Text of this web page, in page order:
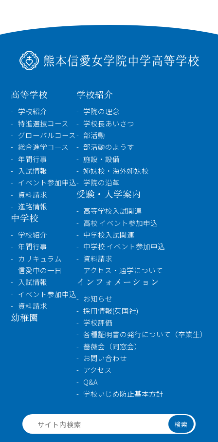
高等学校
学校紹介
特進選抜コース
グローバルコース
総合進学コース
年間行事
入試情報
イベント参加申込
資料請求
進路情報
中学校
学校紹介
年間行事
カリキュラム
信愛中の一日
入試情報
イベント参加申込
資料請求
幼稚園
学校紹介
学院の理念
学校長あいさつ
部活動
部活動のようす
施設・設備
姉妹校・海外姉妹校
学院の沿革
受験・入学案内
高等学校入試関連
高校 イベント参加申込
中学校入試関連
中学校 イベント参加申込
資料請求
アクセス・通学について
インフォメーション
お知らせ
採用情報(英国社)
学校評価
各種証明書の発行について（卒業生）
薔薇会（同窓会）
お問い合わせ
アクセス
Q&A
学校いじめ防止基本方針
検索